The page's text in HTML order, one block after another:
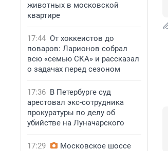
животных в московской
квартире
17:44 От хоккеистов до
поваров: Ларионов собрал
всю «семью СКА» и рассказал
о задачах перед сезоном
17:36 В Петербурге суд
арестовал экс-сотрудника
прокуратуры по делу об
убийстве на Луначарского
17:29
Московское шоссе